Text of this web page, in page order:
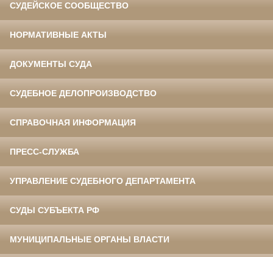
СУДЕЙСКОЕ СООБЩЕСТВО
НОРМАТИВНЫЕ АКТЫ
ДОКУМЕНТЫ СУДА
СУДЕБНОЕ ДЕЛОПРОИЗВОДСТВО
СПРАВОЧНАЯ ИНФОРМАЦИЯ
ПРЕСС-СЛУЖБА
УПРАВЛЕНИЕ СУДЕБНОГО ДЕПАРТАМЕНТА
СУДЫ СУБЪЕКТА РФ
МУНИЦИПАЛЬНЫЕ ОРГАНЫ ВЛАСТИ